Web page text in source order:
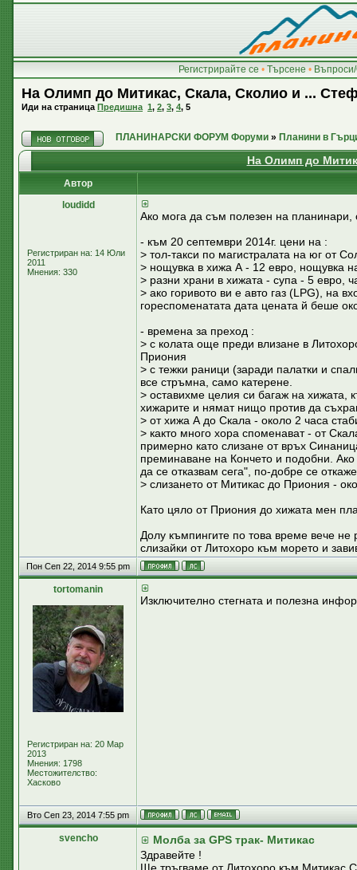
Регистрирайте се • Търсене •
На Олимп до Митикас, Скала, Сколио и ...
Иди на страница Предишна 1, 2, 3, 4, 5
ПЛАНИНАРСКИ ФОРУМ Форуми » Планини в
На Олимп до
Автор
loudidd
Регистриран на: 14 Юли
2011
Мнения: 330
Ако мога да съм полезен на
- към 20 септември 2014г. цени на :
> тол-такси по магистралата на юг от
> нощувка в хижа А - 12 евро, нощувка
> разни храни в хижата - супа - 5 евро,
> ако горивото ви е авто газ (LPG), на
гореспоменатата дата цената й беше
- времена за преход :
> с колата още преди влизане в
Приония
> с тежки раници (заради палатки и
все стръмна, само катерене.
> оставихме целия си багаж на хижата,
хижарите и нямат нищо против да
> от хижа А до Скала - около 2 часа
> както много хора споменават - от
примерно като слизане от връх
преминаване на Кончето и подобни.
да се отказвам сега", по-добре се
> слизането от Митикас до Приония -
Като цяло от Приония до хижата мен
Долу къмпингите по това време вече
слизайки от Литохоро към морето и
Пон Сеп 22, 2014 9:55 pm
tortomanin
Регистриран на: 20 Мар
2013
Мнения: 1798
Местожителство:
Хасково
Изключително стегната и полезна
Вто Сеп 23, 2014 7:55 pm
svencho
Молба за GPS трак- Митикас
Здравейте !